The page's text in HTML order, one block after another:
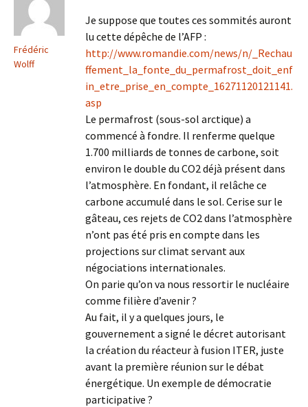
Frédéric
Wolff
Je suppose que toutes ces sommités auront
lu cette dépêche de l’AFP :
http://www.romandie.com/news/n/_Rechau
ffement_la_fonte_du_permafrost_doit_enf
in_etre_prise_en_compte_16271120121141.
asp
Le permafrost (sous-sol arctique) a
commencé à fondre. Il renferme quelque
1.700 milliards de tonnes de carbone, soit
environ le double du CO2 déjà présent dans
l’atmosphère. En fondant, il relâche ce
carbone accumulé dans le sol. Cerise sur le
gâteau, ces rejets de CO2 dans l’atmosphère
n’ont pas été pris en compte dans les
projections sur climat servant aux
négociations internationales.
On parie qu’on va nous ressortir le nucléaire
comme filière d’avenir ?
Au fait, il y a quelques jours, le
gouvernement a signé le décret autorisant
la création du réacteur à fusion ITER, juste
avant la première réunion sur le débat
énergétique. Un exemple de démocratie
participative ?